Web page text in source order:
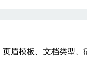
眉模板、文档类型